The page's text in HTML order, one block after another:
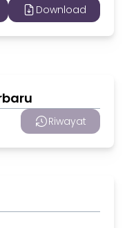
Download
Riwayat